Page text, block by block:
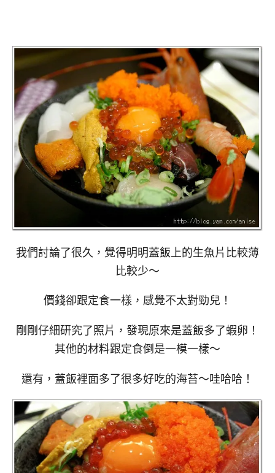
我們討論了很久，覺得明明蓋飯上的生魚片比較薄
比較少～
價錢卻跟定食一樣，感覺不太對勁兒！
剛剛仔細研究了照片，發現原來是蓋飯多了蝦卵！
其他的材料跟定食倒是一模一樣～
還有，蓋飯裡面多了很多好吃的海苔～哇哈哈！